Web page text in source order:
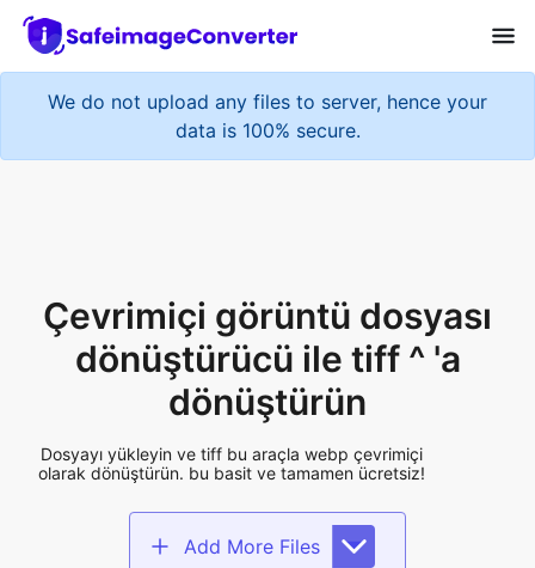
We do not upload any files to server, hence your
data is 100% secure.
dönüştürün
Dosyayı yükleyin ve tiff bu araçla webp çevrimiçi
olarak dönüştürün. bu basit ve tamamen ücretsiz!
Add More Files